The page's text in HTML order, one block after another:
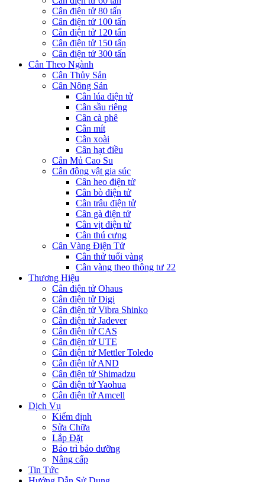
Cân điện tử 80 tấn
Cân điện tử 100 tấn
Cân điện tử 120 tấn
Cân điện tử 150 tấn
Cân điện tử 300 tấn
Cân Theo Ngành
Cân Thủy Sản
Cân Nông Sản
Cân lúa điện tử
Cân sầu riêng
Cân cà phê
Cân mít
Cân xoài
Cân hạt điều
Cân Mủ Cao Su
Cân động vật gia súc
Cân heo điện tử
Cân bò điện tử
Cân trâu điện tử
Cân gà điện tử
Cân vịt điện tử
Cân thú cưng
Cân Vàng Điện Tử
Cân thử tuổi vàng
Cân vàng theo thông tư 22
Thương Hiệu
Cân điện tử Ohaus
Cân điện tử Digi
Cân điện tử Vibra Shinko
Cân điện tử Jadever
Cân điện tử CAS
Cân điện tử UTE
Cân điện tử Mettler Toledo
Cân điện tử AND
Cân điện tử Shimadzu
Cân điện tử Yaohua
Cân điện tử Amcell
Dịch Vụ
Kiểm định
Sửa Chữa
Lắp Đặt
Bảo trì bảo dưỡng
Nâng cấp
Tin Tức